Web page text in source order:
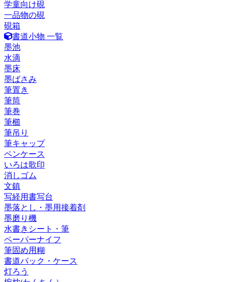
学童向け硯
一品物の硯
硯箱
書道小物 一覧
墨池
水滴
墨床
墨ばさみ
筆置き
筆筒
筆巻
筆櫛
筆吊り
筆キャップ
ペンケース
いろは歌印
消しゴム
文鎮
写経用書写台
墨落とし・墨用接着剤
墨磨り機
水書きシート・筆
ペーパーナイフ
筆固め用糊
書道バック・ケース
灯ろう